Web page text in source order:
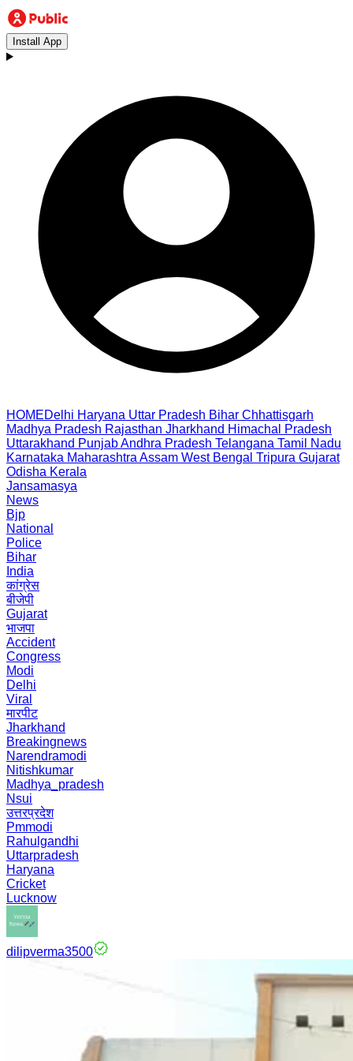
Install App
HOMEDelhi Haryana Uttar Pradesh Bihar Chhattisgarh
Madhya Pradesh Rajasthan Jharkhand Himachal Pradesh
Uttarakhand PunjabAndhra Pradesh Telangana Tamil Nadu
Karnataka Maharashtra Assam West Bengal Tripura Gujarat
Odisha Kerala
Jansamasya
News
Bjp
National
Police
Bihar
India
कांग्रेस
बीजेपी
Gujarat
भाजपा
Accident
Congress
Modi
Delhi
Viral
मारपीट
Jharkhand
Breakingnews
Narendramodi
Nitishkumar
Madhya_pradesh
Nsui
उत्तरप्रदेश
Pmmodi
Rahulgandhi
Uttarpradesh
Haryana
Cricket
Lucknow
dilipverma3500